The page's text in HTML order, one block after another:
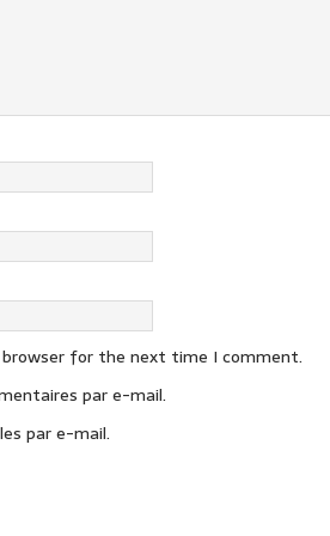
for the next time I comment.
par e-mail.
par e-mail.